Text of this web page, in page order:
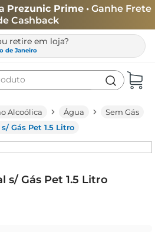
Prezunic Prime • Ganhe Frete
Cashback
retire em loja?
de Janeiro
Alcoólica Água
Sem Gás
Gás Pet 1.5 Litro
s/ Gás Pet 1.5 Litro